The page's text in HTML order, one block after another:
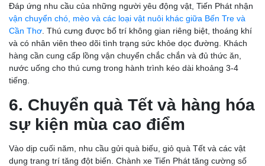
Đáp ứng nhu cầu của những người yêu động vật, Tiến Phát nhận
vận chuyển chó, mèo và các loại vật nuôi khác giữa Bến Tre và
Cần Thơ . Thú cưng được bố trí không gian riêng biệt, thoáng khí
và có nhân viên theo dõi tình trạng sức khỏe dọc đường. Khách
hàng cần cung cấp lồng vận chuyển chắc chắn và đủ thức ăn,
nước uống cho thú cưng trong hành trình kéo dài khoảng 3-4
tiếng.
6. Chuyển quà Tết và hàng hóa
sự kiện mùa cao điểm
Vào dịp cuối năm, nhu cầu gửi quà biếu, giỏ quà Tết và các vật
dụng trang trí tăng đột biến. Chành xe Tiến Phát tăng cường số